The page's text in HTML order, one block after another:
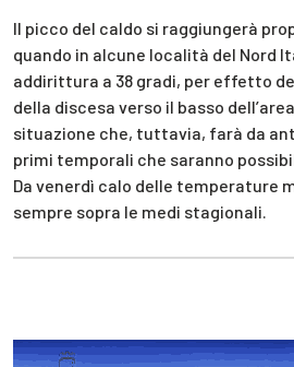
Il picco del caldo si raggiungerà
quando in alcune località del Nord
addirittura a 38 gradi, per effetto
della discesa verso il basso
situazione che, tuttavia, farà da
primi temporali che saranno
Da venerdì calo delle temperature
sempre sopra le medi stagionali.